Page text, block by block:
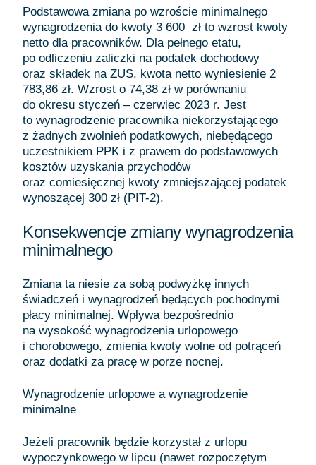
Podstawowa zmiana po wzroście minimalnego
wynagrodzenia do kwoty 3 600 zł to wzrost kwoty
netto dla pracowników. Dla pełnego etatu,
po odliczeniu zaliczki na podatek dochodowy
oraz składek na ZUS, kwota netto wyniesienie 2
783,86 zł. Wzrost o 74,38 zł w porównaniu
do okresu styczeń – czerwiec 2023 r. Jest
to wynagrodzenie pracownika niekorzystającego
z żadnych zwolnień podatkowych, niebędącego
uczestnikiem PPK i z prawem do podstawowych
kosztów uzyskania przychodów
oraz comiesięcznej kwoty zmniejszającej podatek
wynoszącej 300 zł (PIT-2).
Konsekwencje zmiany wynagrodzenia
minimalnego
Zmiana ta niesie za sobą podwyżkę innych
świadczeń i wynagrodzeń będących pochodnymi
płacy minimalnej. Wpływa bezpośrednio
na wysokość wynagrodzenia urlopowego
i chorobowego, zmienia kwoty wolne od potrąceń
oraz dodatki za pracę w porze nocnej.
Wynagrodzenie urlopowe a wynagrodzenie
minimalne
Jeżeli pracownik będzie korzystał z urlopu
wypoczynkowego w lipcu (nawet rozpoczętym